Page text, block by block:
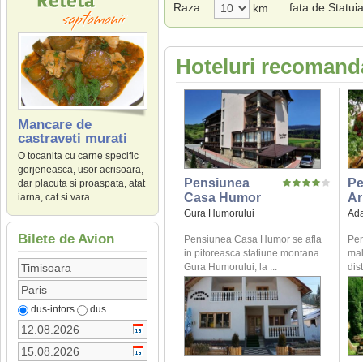
Mancare de
castraveti murati
O tocanita cu carne specific
gorjeneasca, usor acrisoara,
dar placuta si proaspata, atat
iarna, cat si vara. ...
Bilete de Avion
dus-intors dus
Raza: km fata de
Hoteluri
Pensiunea
Casa Humor
Gura Humorului
Pensiunea Casa Humor se afla
in pitoreasca statiune montana
Gura Humorului, la ...